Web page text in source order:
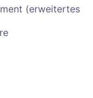
(erweitertes